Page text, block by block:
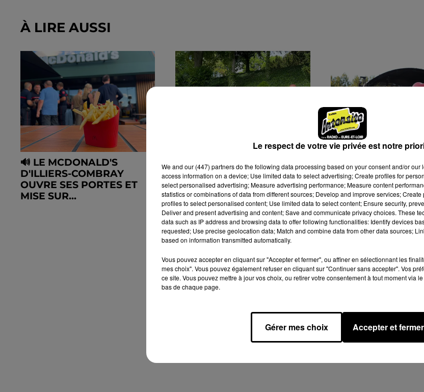
À LIRE AUSSI
🔊 LE MCDONALD'S
D'ILLIERS-COMBRAY
OUVRE SES PORTES ET
MISE SUR...
🔊 « CELUI QUI DÉCIDE
PAIE » : À DREUX, LES
DÉPARTEMENTS
RÉCLAMENT...
FESTIVAL
: UNE PREMIÈRE
RECORD POUR
Le respect de votre vie privée est notre
We and our (447) partnersdo the following data processing based on your consent and/or our
access information on a device; Use limited data to select advertising; Create profiles for
select personalised advertising; Measure advertising performance; Measure content
statistics or combinations of data from different sources; Develop and improve services;
profiles to select personalised content; Use limited data to select content; Ensure security,
Deliver and present advertising and content; Save and communicate privacy choices. These
data such as IP address and browsing data to offer following functionalities: Identify devices
requested; Use precise geolocation data; Match and combine data from other data sources;
based on information transmitted automatically.
Vous pouvez accepter en cliquant sur "Accepter et fermer", ou affiner en sélectionnant les
mes choix". Vous pouvez également refuser en cliquant sur "Continuer sans accepter". Vos
ce site. Vous pouvez mettre à jour vos choix, ou retirer votre consentement à tout moment via
bas de chaque page.
Gérer mes choix Accepter et fermer